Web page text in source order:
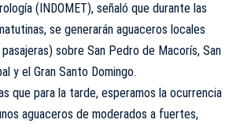
( INDOMET), señaló que durante las
se generarán aguaceros locales
pasajeras) sobre San Pedro de Macorís, San
y el Gran Santo Domingo.
que para la tarde, esperamos la ocurrencia
aguaceros de moderados a fuertes,